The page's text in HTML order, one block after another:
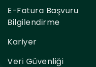
E-Fatura Başvuru
Bilgilendirme
Kariyer
Veri Güvenliği